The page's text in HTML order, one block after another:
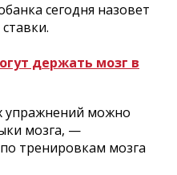
сегодня назовет
держать мозг в
упражнений можно
мозга, —
тренировкам мозга